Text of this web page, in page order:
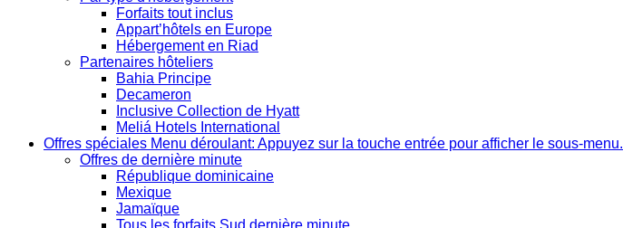
Forfaits tout inclus
Appart’hôtels en Europe
Hébergement en Riad
Partenaires hôteliers
Bahia Principe
Decameron
Inclusive Collection de Hyatt
Meliá Hotels International
Offres spéciales Menu déroulant: Appuyez sur la touche entrée pour afficher le sous-menu.
Offres de dernière minute
République dominicaine
Mexique
Jamaïque